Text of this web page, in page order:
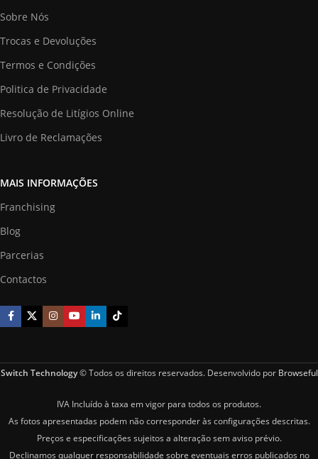
Sobre Nós
Trocas e Devoluções
Termos e Condições
Politica de Privacidade
Resolução de Litígios Online
Livro de Reclamações
MAIS INFORMAÇÕES
Franchising
Blog
Parcerias
Contactos
Switch Technology© Todos os direitos reservados. Desenvolvido por Browseful
IVA Incluído à taxa em vigor para todos os produtos.
As fotos apresentadas podem não corresponder às configurações descritas.
Preços e especificações sujeitos a alteração sem aviso prévio.
Declinamos qualquer responsabilidade sobre eventuais erros publicados no